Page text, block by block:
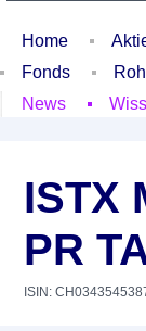
Home
Fonds
News
ISTX
PR
ISIN: